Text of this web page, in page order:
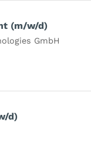
(m/w/d)
GmbH
d)